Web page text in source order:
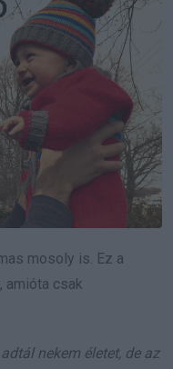
mosoly is. Ez a
amióta csak
nekem életet, de az